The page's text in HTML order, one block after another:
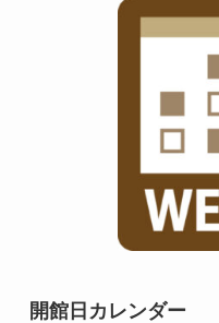
開館日カレンダー